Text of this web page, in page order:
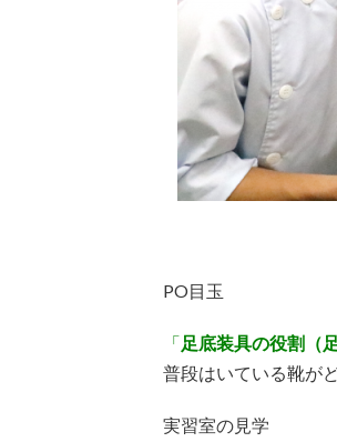
PO目玉
「足底装具の役割（
普段はいている靴が
実習室の見学